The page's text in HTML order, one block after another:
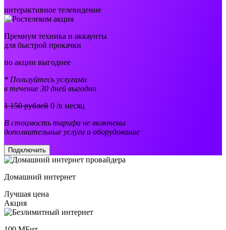
интерактивное телевидение
Премиум техника и аккаунты
для быстрой прокачки
по акции выгоднее
* Пользуйтесь услугами
в течение 30 дней выгодно
1 150 рублей 0 /в месяц
В стоимость тарифа не включены
дополнительные услуги и оборудование
Подключить
Домашний интернет
Лучшая цена
Акция